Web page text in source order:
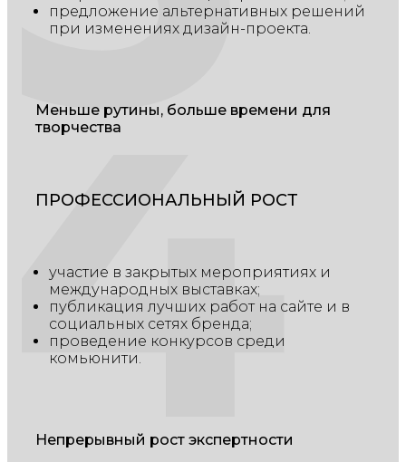
предложение альтернативных решений
при изменениях дизайн-проекта.
Меньше рутины, больше времени для
творчества
ПРОФЕССИОНАЛЬНЫЙ РОСТ
участие в закрытых мероприятиях и
международных выставках;
публикация лучших работ на сайте и в
социальных сетях бренда;
проведение конкурсов среди
комьюнити.
Непрерывный рост экспертности